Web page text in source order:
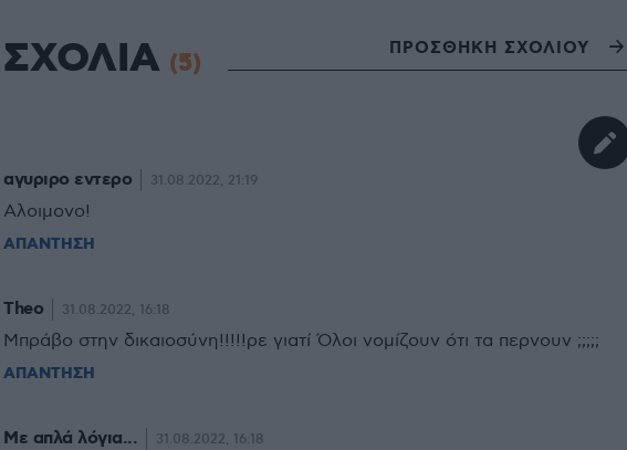
ΣΧΟΛΙΑ (5) ΠΡΟΣΘΗΚΗ ΣΧΟΛΙΟΥ
αγυριρο εντερο 31.08.2022, 21:19
Αλοιμονο!
ΑΠΑΝΤΗΣΗ
Theo 31.08.2022, 16:18
Μπράβο στην δικαιοσύνη!!!!!ρε γιατί Όλοι νομίζουν ότι τα περνουν ;;;;;
ΑΠΑΝΤΗΣΗ
Με απλά λόγια... 31.08.2022, 16:18